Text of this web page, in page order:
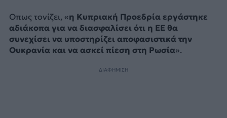
Οπως τονίζει, «η Κυπριακή Προεδρία εργάστηκε
αδιάκοπα για να διασφαλίσει ότι η ΕΕ θα
συνεχίσει να υποστηρίζει αποφασιστικά την
Ουκρανία και να ασκεί πίεση στη Ρωσία».
ΔΙΑΦΗΜΙΣΗ